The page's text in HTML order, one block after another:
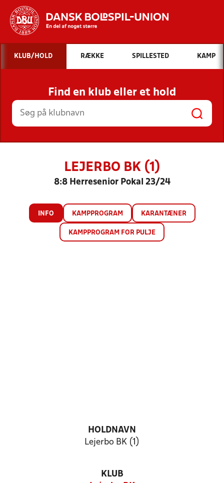
Hvad vil du søge efter?
INDHOLD OG NYHEDER
STILLINGER, RESULTATER, KLUBBER OG
HOLD
KLUB/HOLD RÆKKE SPILLESTED KAMP
Find en klub eller et hold
LEJERBO BK (1)
8:8 Herresenior Pokal 23/24
INFO KAMPPROGRAM KARANTÆNER
KAMPPROGRAM FOR PULJE
HOLDNAVN
Lejerbo BK (1)
KLUB